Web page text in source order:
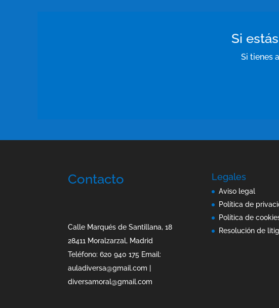
Si
Si tienes
Contacto
Calle Marqués de Santillana, 18
28411 Moralzarzal, Madrid
Teléfono: 620 940 175 Email:
auladiversa@gmail.com |
diversamoral@gmail.com
Legales
Aviso legal
Política de
Política de
Resolución de